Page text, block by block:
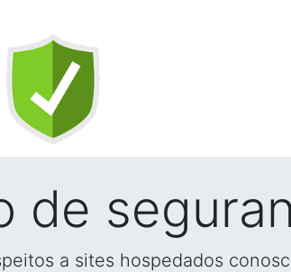
de
a sites hospedados